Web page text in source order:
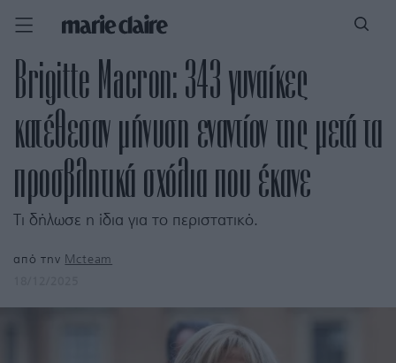
Brigitte Macron: 343 γυναίκες
κατέθεσαν μήνυση εναντίον της μετά τα
προσβλητικά σχόλια που έκανε
Τι δήλωσε η ίδια για το περιστατικό.
από την Mcteam